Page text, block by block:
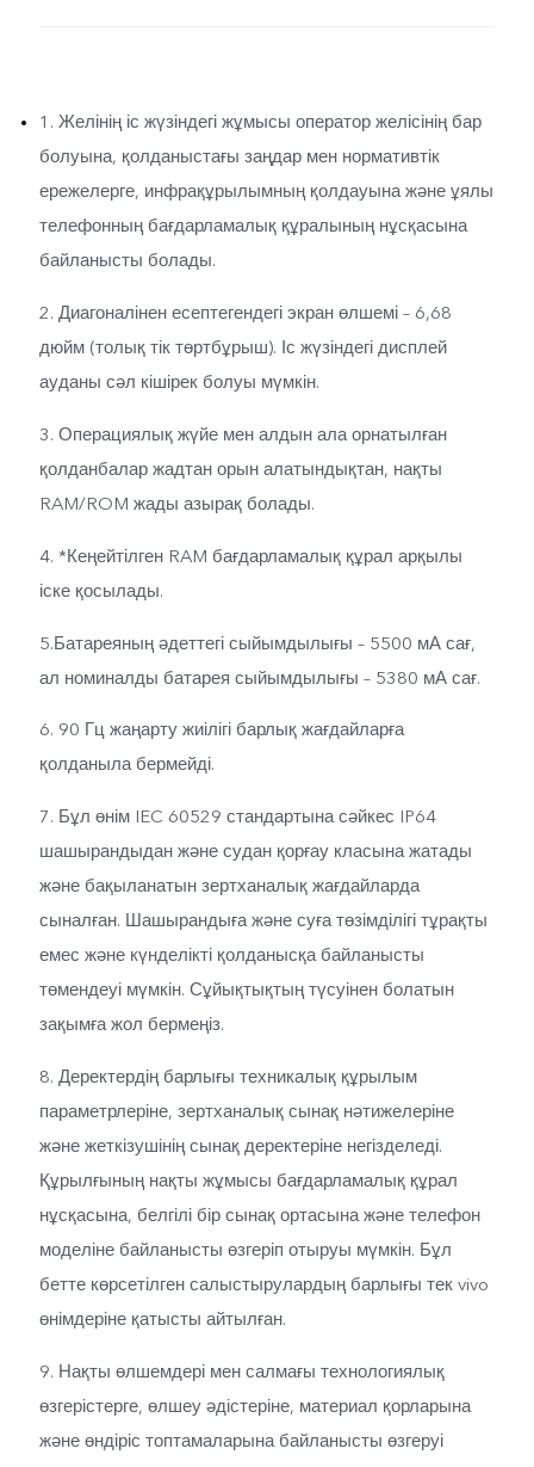
1. Желінің іс жүзіндегі жұмысы оператор желісінің бар
болуына, қолданыстағы заңдар мен нормативтік
ережелерге, инфрақұрылымның қолдауына және ұялы
телефонның бағдарламалық құралының нұсқасына
байланысты болады.
2. Диагоналінен есептегендегі экран өлшемі – 6,68
дюйм (толық тік төртбұрыш). Іс жүзіндегі дисплей
ауданы сәл кішірек болуы мүмкін.
3. Операциялық жүйе мен алдын ала орнатылған
қолданбалар жадтан орын алатындықтан, нақты
RAM/ROM жады азырақ болады.
4. *Кеңейтілген RAM бағдарламалық құрал арқылы
іске қосылады.
5.Батареяның әдеттегі сыйымдылығы – 5500 мА сағ,
ал номиналды батарея сыйымдылығы – 5380 мА сағ.
6. 90 Гц жаңарту жиілігі барлық жағдайларға
қолданыла бермейді.
7. Бұл өнім IEC 60529 стандартына сәйкес IP64
шашырандыдан және судан қорғау класына жатады
және бақыланатын зертханалық жағдайларда
сыналған. Шашырандыға және суға төзімділігі тұрақты
емес және күнделікті қолданысқа байланысты
төмендеуі мүмкін. Сұйықтықтың түсуінен болатын
зақымға жол бермеңіз.
8. Деректердің барлығы техникалық құрылым
параметрлеріне, зертханалық сынақ нәтижелеріне
және жеткізушінің сынақ деректеріне негізделеді.
Құрылғының нақты жұмысы бағдарламалық құрал
нұсқасына, белгілі бір сынақ ортасына және телефон
моделіне байланысты өзгеріп отыруы мүмкін. Бұл
бетте көрсетілген салыстырулардың барлығы тек vivo
өнімдеріне қатысты айтылған.
9. Нақты өлшемдері мен салмағы технологиялық
өзгерістерге, өлшеу әдістеріне, материал қорларына
және өндіріс топтамаларына байланысты өзгеруі